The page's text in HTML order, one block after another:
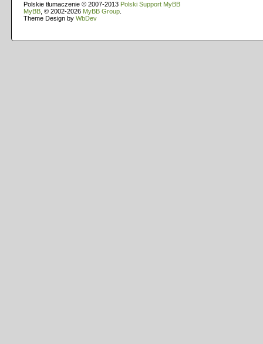
Polskie tłumaczenie © 2007-2013 Polski Support MyBB
MyBB , © 2002-2026 MyBB Group
Theme Design by WbDev